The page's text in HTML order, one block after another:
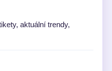
aktuální trendy,